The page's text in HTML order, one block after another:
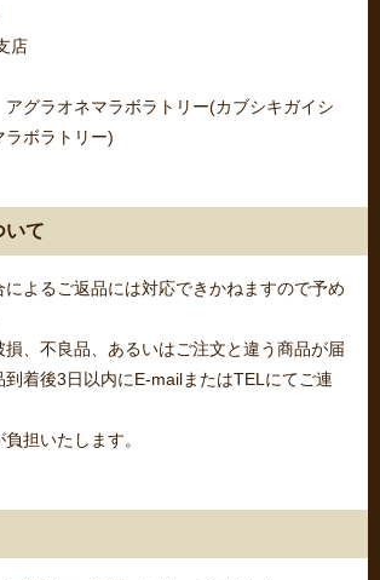
店
グラオネマラボラトリー(カブシキガイシ
ボラトリー)
いて
によるご返品には対応できかねますので予め
損、不良品、あるいはご注文と違う商品が届
到着後3日以内にE-mailまたはTELにてご連
担いたします。